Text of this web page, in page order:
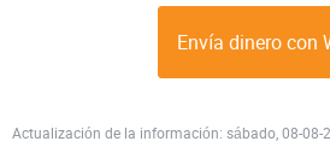
Envía dinero con
Actualización de la información: sábado, 08-08-